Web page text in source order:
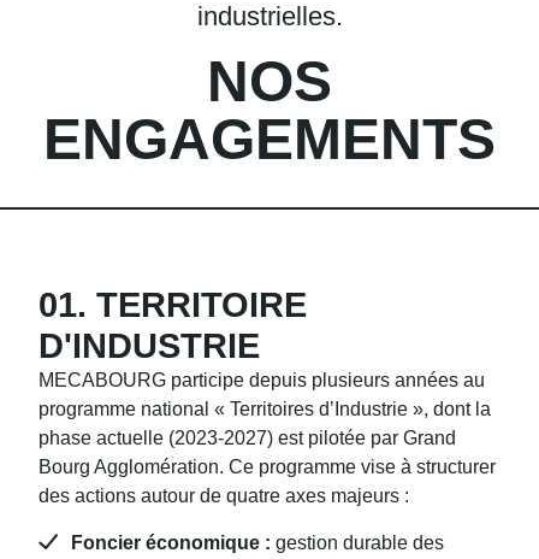
industrielles.
NOS
ENGAGEMENTS
01. TERRITOIRE
D'INDUSTRIE
MECABOURG participe depuis plusieurs années au
programme national « Territoires d’Industrie », dont la
phase actuelle (2023-2027) est pilotée par Grand
Bourg Agglomération. Ce programme vise à structurer
des actions autour de quatre axes majeurs :
Foncier économique : gestion durable des